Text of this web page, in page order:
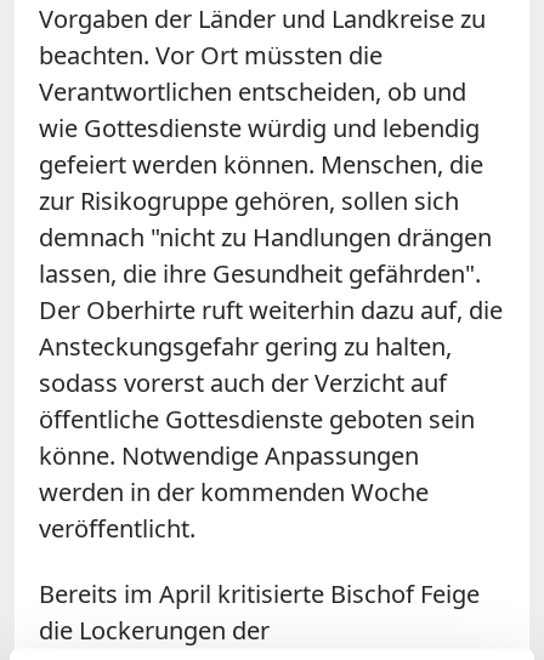
Vorgaben der Länder und Landkreise zu
beachten. Vor Ort müssten die
Verantwortlichen entscheiden, ob und
wie Gottesdienste würdig und lebendig
gefeiert werden können. Menschen, die
zur Risikogruppe gehören, sollen sich
demnach "nicht zu Handlungen drängen
lassen, die ihre Gesundheit gefährden".
Der Oberhirte ruft weiterhin dazu auf, die
Ansteckungsgefahr gering zu halten,
sodass vorerst auch der Verzicht auf
öffentliche Gottesdienste geboten sein
könne. Notwendige Anpassungen
werden in der kommenden Woche
veröffentlicht.
Bereits im April kritisierte Bischof Feige
die Lockerungen der